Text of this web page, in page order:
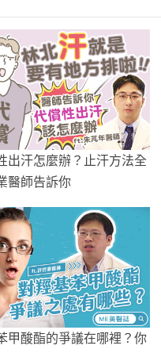
出汗怎麼辦？止汗方法全
醫師告訴你
甲酸酯的爭議在哪裡？你